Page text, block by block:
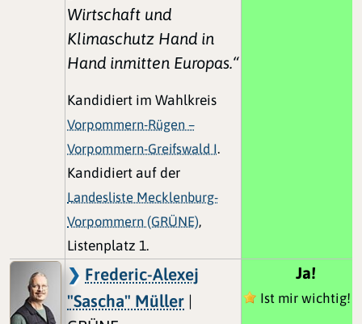
Wirtschaft und
Klimaschutz Hand in
Hand inmitten Europas.“
Kandidiert im Wahlkreis
Vorpommern-Rügen –
Vorpommern-Greifswald I.
Kandidiert auf der
Landesliste Mecklenburg-
Vorpommern (GRÜNE),
Listenplatz 1.
Frederic-Alexej
"Sascha" Müller |
Ja!
Ist mir wichtig!